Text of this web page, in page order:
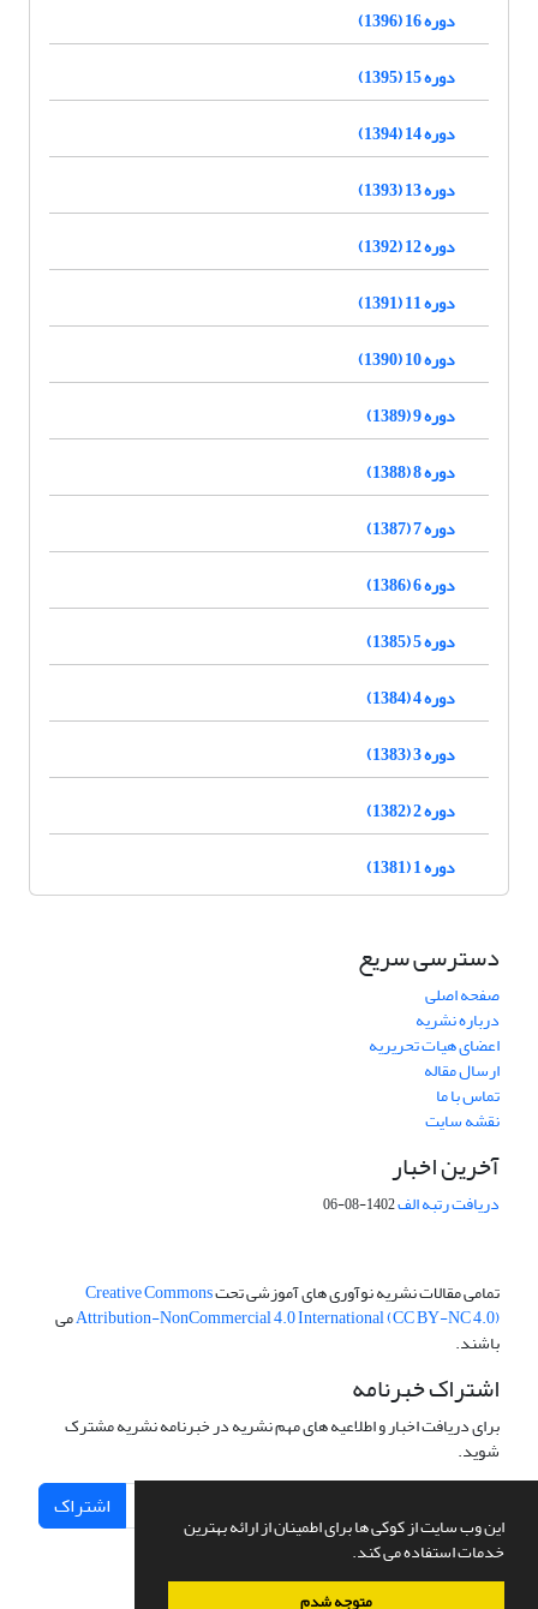
این وب سایت از کوکی ها برای اطمینان از ارائه بهترین
خدمات استفاده می کند.
متوجه شدم
دوره 16 (1396)
دوره 15 (1395)
دوره 14 (1394)
دوره 13 (1393)
دوره 12 (1392)
دوره 11 (1391)
دوره 10 (1390)
دوره 9 (1389)
دوره 8 (1388)
دوره 7 (1387)
دوره 6 (1386)
دوره 5 (1385)
دوره 4 (1384)
دوره 3 (1383)
دوره 2 (1382)
دوره 1 (1381)
دسترسی سریع
صفحه اصلی
درباره نشریه
اعضای هیات تحریریه
ارسال مقاله
تماس با ما
نقشه سایت
آخرین اخبار
دریافت رتبه الف1402-08-06
تمامی مقالات نشریه نوآوری های آموزشی تحتCreative Commons
Attribution-NonCommercial 4.0 International (CC BY-NC 4.0)می
باشند.
اشتراک خبرنامه
برای دریافت اخبار و اطلاعیه های مهم نشریه در خبرنامه نشریه مشترک
شوید.
اشتراک